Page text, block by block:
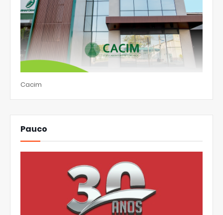
Cacim
Pauco